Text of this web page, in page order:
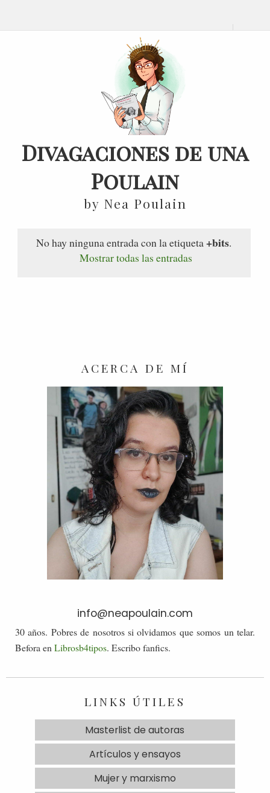
Divagaciones de una
Poulain
by Nea Poulain
No hay ninguna entrada con la etiqueta+bits.
Mostrar todas las entradas
ACERCA DE MÍ
info@neapoulain.com
30 años. Pobres de nosotros si olvidamos que somos un telar.
Befora en Librosb4tipos. Escribo fanfics.
LINKS ÚTILES
Masterlist de autoras
Artículos y ensayos
Mujer y marxismo